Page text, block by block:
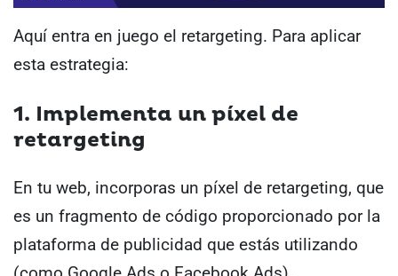
Aquí entra en juego el retargeting. Para aplicar
esta estrategia:
1. Implementa un píxel de
retargeting
En tu web, incorporas un píxel de retargeting, que
es un fragmento de código proporcionado por la
plataforma de publicidad que estás utilizando